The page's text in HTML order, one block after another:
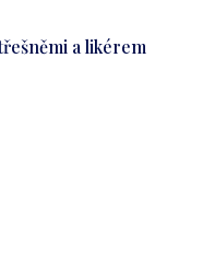
a likérem